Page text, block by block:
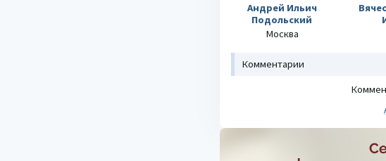
Андрей Ильич
Подольский
Москва
Комментарии